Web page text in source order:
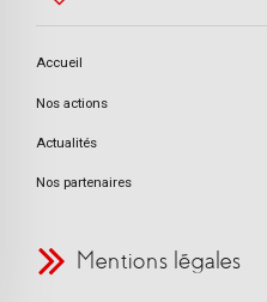
Accueil
Nos actions
Actualités
Nos partenaires
Mentions légales